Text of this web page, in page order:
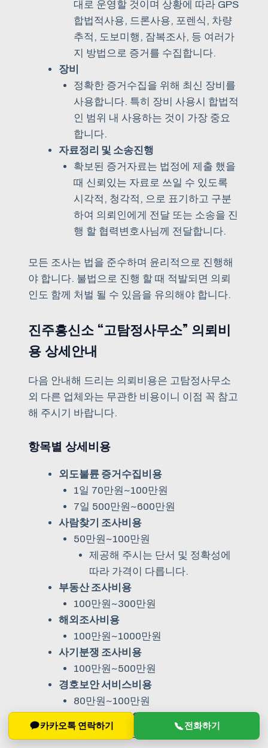
대로 운영할 것이며 상황에 따라 GPS
합법적사용, 드론사용, 포렌식, 차량
추적, 도보미행, 잠복조사, 등 여러가
지 방법으로 증거를 수집합니다.
장비
정확한 증거수집을 위해 최신 장비를
사용합니다. 특히 장비 사용시 합법적
인 범위 내 사용하는 것이 가장 중요
합니다.
자료정리 및 소송진행
확보된 증거자료는 법정에 제출 했을
때 신뢰있는 자료로 쓰일 수 있도록
시각적, 청각적, 으로 표기하고 구분
하여 의뢰인에게 전달 또는 소송을 진
행 할 협력변호사님께 전달합니다.
모든 조사는 법을 준수하며 윤리적으로 진행해
야 합니다. 불법으로 진행 할 때 적발되면 의뢰
인도 함께 처벌 될 수 있음을 유의해야 합니다.
진주흥신소 “고탐정사무소” 의뢰비
용 상세안내
다음 안내해 드리는 의뢰비용은 고탐정사무소
외 다른 업체와는 무관한 비용이니 이점 꼭 참고
해 주시기 바랍니다.
항목별 상세비용
외도불륜 증거수집비용
1일 70만원~100만원
7일 500만원~600만원
사람찾기 조사비용
50만원~100만원
제공해 주시는 단서 및 정확성에
따라 가격이 다릅니다.
부동산 조사비용
100만원~300만원
해외조사비용
100만원~1000만원
사기분쟁 조사비용
100만원~500만원
경호보안 서비스비용
80만원~100만원
학교문제 조사비용
60만원~100만원
카카오톡 연락하기 전화하기